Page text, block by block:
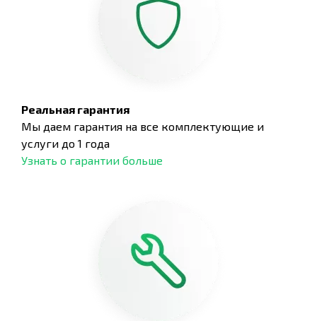
Реальная гарантия
Мы даем гарантия на все комплектующие и
услуги до 1 года
Узнать о гарантии больше